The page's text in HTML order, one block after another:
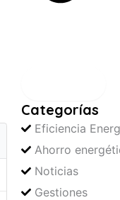
Categorías
Eficiencia
Ahorro
Noticias
Gestiones